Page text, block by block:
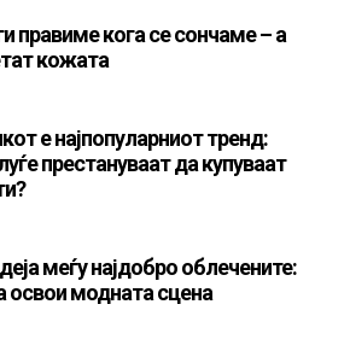
правиме кога се сончаме – а
кожата
е најпопуларниот тренд:
престануваат да купуваат
меѓу најдобро облечените:
освои модната сцена